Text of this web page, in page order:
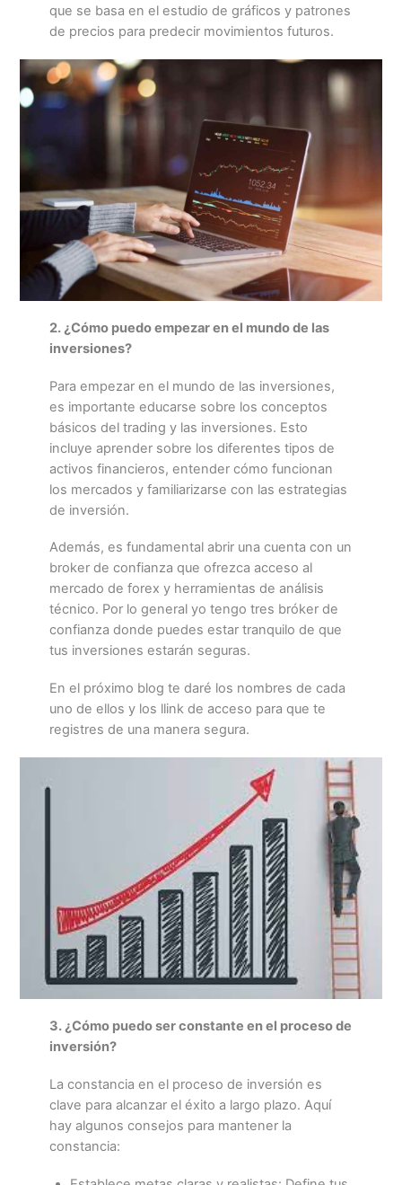
que se basa en el estudio de gráficos y patrones
de precios para predecir movimientos futuros.
2. ¿Cómo puedo empezar en el mundo de las
inversiones?
Para empezar en el mundo de las inversiones,
es importante educarse sobre los conceptos
básicos del trading y las inversiones. Esto
incluye aprender sobre los diferentes tipos de
activos financieros, entender cómo funcionan
los mercados y familiarizarse con las estrategias
de inversión.
Además, es fundamental abrir una cuenta con un
broker de confianza que ofrezca acceso al
mercado de forex y herramientas de análisis
técnico. Por lo general yo tengo tres bróker de
confianza donde puedes estar tranquilo de que
tus inversiones estarán seguras.
En el próximo blog te daré los nombres de cada
uno de ellos y los llink de acceso para que te
registres de una manera segura.
3. ¿Cómo puedo ser constante en el proceso de
inversión?
La constancia en el proceso de inversión es
clave para alcanzar el éxito a largo plazo. Aquí
hay algunos consejos para mantener la
constancia: